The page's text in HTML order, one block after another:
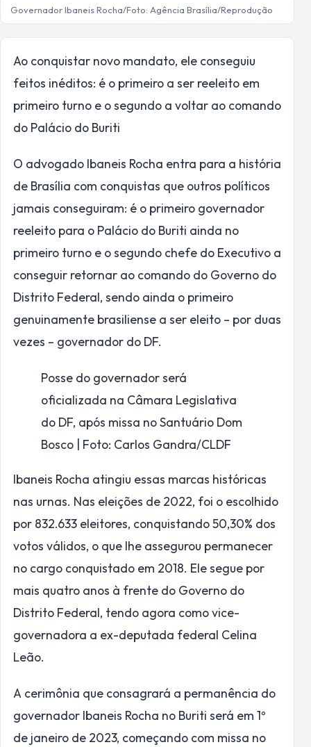
Governador Ibaneis Rocha/Foto: Agência Brasília/Reprodução
Ao conquistar novo mandato, ele conseguiu
feitos inéditos: é o primeiro a ser reeleito em
primeiro turno e o segundo a voltar ao comando
do Palácio do Buriti
O advogado Ibaneis Rocha entra para a história
de Brasília com conquistas que outros políticos
jamais conseguiram: é o primeiro governador
reeleito para o Palácio do Buriti ainda no
primeiro turno e o segundo chefe do Executivo a
conseguir retornar ao comando do Governo do
Distrito Federal, sendo ainda o primeiro
genuinamente brasiliense a ser eleito – por duas
vezes – governador do DF.
Posse do governador será
oficializada na Câmara Legislativa
do DF, após missa no Santuário Dom
Bosco | Foto: Carlos Gandra/CLDF
Ibaneis Rocha atingiu essas marcas históricas
nas urnas. Nas eleições de 2022, foi o escolhido
por 832.633 eleitores, conquistando 50,30% dos
votos válidos, o que lhe assegurou permanecer
no cargo conquistado em 2018. Ele segue por
mais quatro anos à frente do Governo do
Distrito Federal, tendo agora como vice-
governadora a ex-deputada federal Celina
Leão.
A cerimônia que consagrará a permanência do
governador Ibaneis Rocha no Buriti será em 1º
de janeiro de 2023, começando com missa no